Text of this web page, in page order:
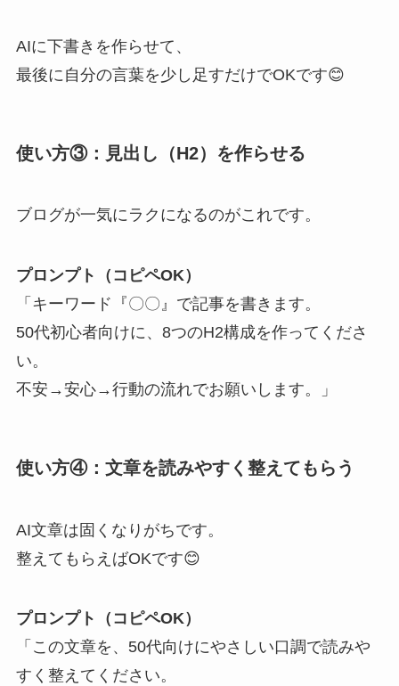
AIに下書きを作らせて、
最後に自分の言葉を少し足すだけでOKです😊
使い方③：見出し（H2）を作らせる
ブログが一気にラクになるのがこれです。
プロンプト（コピペOK）
「キーワード『〇〇』で記事を書きます。
50代初心者向けに、8つのH2構成を作ってくださ
い。
不安→安心→行動の流れでお願いします。」
使い方④：文章を読みやすく整えてもらう
AI文章は固くなりがちです。
整えてもらえばOKです😊
プロンプト（コピペOK）
「この文章を、50代向けにやさしい口調で読みや
すく整えてください。